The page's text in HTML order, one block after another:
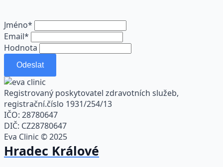
Jméno*
Email*
Hodnota
Odeslat
Registrovaný poskytovatel zdravotních služeb,
registrační.číslo 1931/254/13
IČO: 28780647
DIČ: CZ28780647
Eva Clinic © 2025
Hradec Králové